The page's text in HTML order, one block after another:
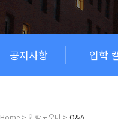
공지사항 입학
Home > 입학도우미 > Q&A